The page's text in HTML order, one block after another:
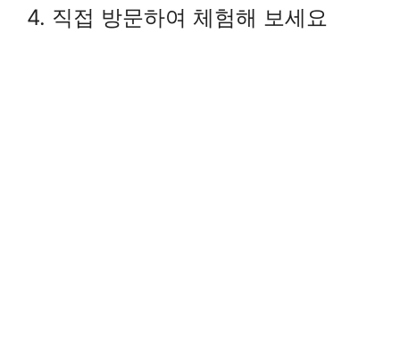
4. 직접 방문하여 체험해 보세요